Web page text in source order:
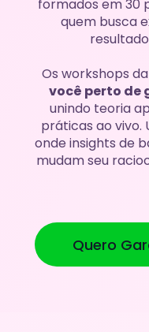
formados em 30
quem busca
você perto de
unindo teoria
práticas ao vivo.
onde insights de
mudam seu
Quero